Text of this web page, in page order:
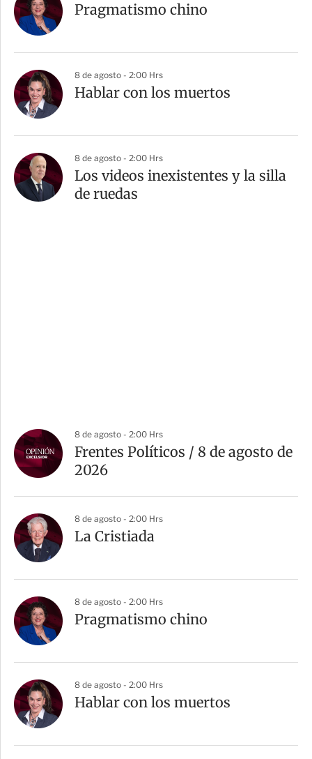
Pragmatismo chino
8 de agosto - 2:00 Hrs
Hablar con los muertos
8 de agosto - 2:00 Hrs
Los videos inexistentes y la silla
de ruedas
8 de agosto - 2:00 Hrs
Frentes Políticos / 8 de agosto de
2026
8 de agosto - 2:00 Hrs
La Cristiada
8 de agosto - 2:00 Hrs
Pragmatismo chino
8 de agosto - 2:00 Hrs
Hablar con los muertos